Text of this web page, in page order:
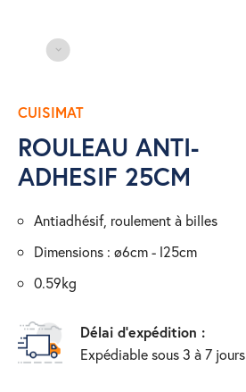
CUISIMAT
ROULEAU ANTI-
ADHESIF 25CM
antiadhésif, roulement à billes
dimensions : ø6cm - l25cm
0.59kg
Délai d'expédition :
Expédiable sous 3 à 7 jours